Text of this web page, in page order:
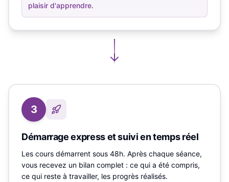
plaisir d'apprendre.
3
Démarrage express et suivi en temps réel
Les cours démarrent sous 48h. Après chaque séance,
vous recevez un bilan complet : ce qui a été compris,
ce qui reste à travailler, les progrès réalisés.